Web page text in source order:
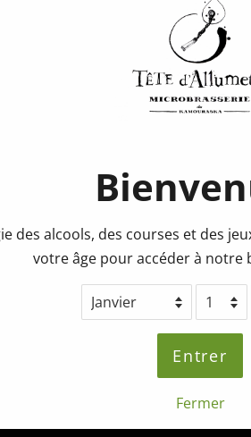
des alcools, des courses et des
votre âge pour accéder à notre
Entrer
Fermer